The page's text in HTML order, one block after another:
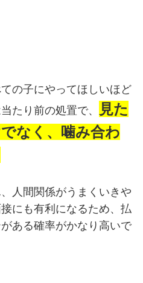
の子にやってほしいほど
たり前の処置で、
見た
なく、噛み合わ
人間関係がうまくいきや
にも有利になるため、払
ある確率がかなり高いで